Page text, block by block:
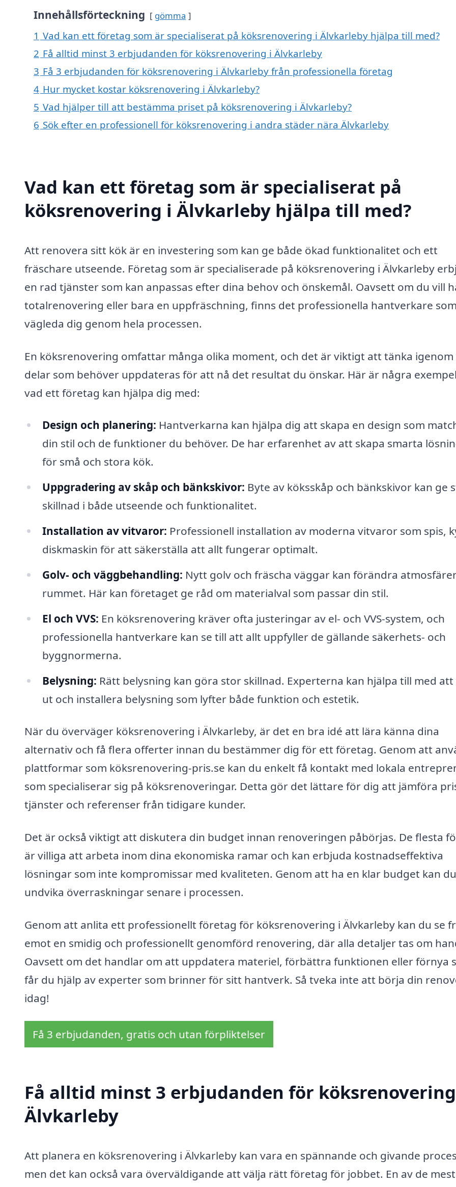
Innehållsförteckning gömma
1 Vad kan ett företag som är specialiserat på köksrenovering i Älvkarleby hjälpa till med?
2 Få alltid minst 3 erbjudanden för köksrenovering i Älvkarleby
3 Få 3 erbjudanden för köksrenovering i Älvkarleby från professionella företag
4 Hur mycket kostar köksrenovering i Älvkarleby?
5 Vad hjälper till att bestämma priset på köksrenovering i Älvkarleby?
6 Sök efter en professionell för köksrenovering i andra städer nära Älvkarleby
Vad kan ett företag som är specialiserat på
köksrenovering i Älvkarleby hjälpa till med?
Att renovera sitt kök är en investering som kan ge både ökad funktionalitet och ett
fräschare utseende. Företag som är specialiserade på köksrenovering i Älvkarleby
en rad tjänster som kan anpassas efter dina behov och önskemål. Oavsett om du vill
totalrenovering eller bara en uppfräschning, finns det professionella hantverkare
vägleda dig genom hela processen.
En köksrenovering omfattar många olika moment, och det är viktigt att tänka igenom
delar som behöver uppdateras för att nå det resultat du önskar. Här är några
vad ett företag kan hjälpa dig med:
Design och planering: Hantverkarna kan hjälpa dig att skapa en design som
din stil och de funktioner du behöver. De har erfarenhet av att skapa smarta
för små och stora kök.
Uppgradering av skåp och bänkskivor: Byte av köksskåp och bänkskivor kan ge
skillnad i både utseende och funktionalitet.
Installation av vitvaror: Professionell installation av moderna vitvaror som spis,
diskmaskin för att säkerställa att allt fungerar optimalt.
Golv- och väggbehandling: Nytt golv och fräscha väggar kan förändra
rummet. Här kan företaget ge råd om materialval som passar din stil.
El och VVS: En köksrenovering kräver ofta justeringar av el- och VVS-system, och
professionella hantverkare kan se till att allt uppfyller de gällande säkerhets- och
byggnormerna.
Belysning: Rätt belysning kan göra stor skillnad. Experterna kan hjälpa till med att
ut och installera belysning som lyfter både funktion och estetik.
När du överväger köksrenovering i Älvkarleby, är det en bra idé att lära känna dina
alternativ och få flera offerter innan du bestämmer dig för ett företag. Genom att
plattformar som köksrenovering-pris.se kan du enkelt få kontakt med lokala
som specialiserar sig på köksrenoveringar. Detta gör det lättare för dig att jämföra
tjänster och referenser från tidigare kunder.
Det är också viktigt att diskutera din budget innan renoveringen påbörjas. De flesta
är villiga att arbeta inom dina ekonomiska ramar och kan erbjuda kostnadseffektiva
lösningar som inte kompromissar med kvaliteten. Genom att ha en klar budget kan du
undvika överraskningar senare i processen.
Genom att anlita ett professionellt företag för köksrenovering i Älvkarleby kan du se
emot en smidig och professionellt genomförd renovering, där alla detaljer tas om
Oavsett om det handlar om att uppdatera materiel, förbättra funktionen eller förnya
får du hjälp av experter som brinner för sitt hantverk. Så tveka inte att börja din
idag!
Få 3 erbjudanden, gratis och utan förpliktelser
Få alltid minst 3 erbjudanden för
Älvkarleby
Att planera en köksrenovering i Älvkarleby kan vara en spännande och givande
men det kan också vara överväldigande att välja rätt företag för jobbet. En av de mest